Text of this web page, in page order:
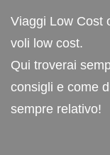
Viaggi Low Cost
voli low cost.
Qui troverai
consigli e come
sempre relativo!